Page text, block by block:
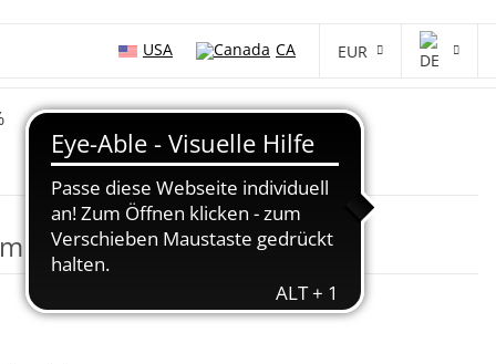
USA
CA EUR
6 oz Weiß [1] 130 - 142 cm